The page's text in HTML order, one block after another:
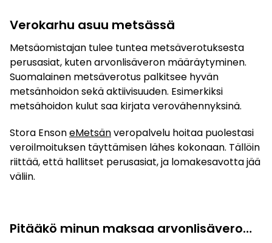
Verokarhu asuu metsässä
Metsäomistajan tulee tuntea metsäverotuksesta
perusasiat, kuten arvonlisäveron määräytyminen.
Suomalainen metsäverotus palkitsee hyvän
metsänhoidon sekä aktiivisuuden. Esimerkiksi
metsähoidon kulut saa kirjata verovähennyksinä.
Stora EnsoneMetsänveropalvelu hoitaa puolestasi
veroilmoituksen täyttämisen lähes kokonaan. Tällöin
riittää, että hallitset perusasiat, ja lomakesavotta jää
väliin.
Pitääkö minun maksaa arvonlisävero…